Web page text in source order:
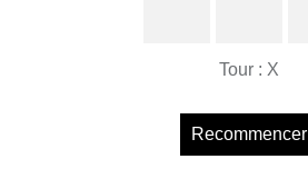
Tour : X
Recommencer